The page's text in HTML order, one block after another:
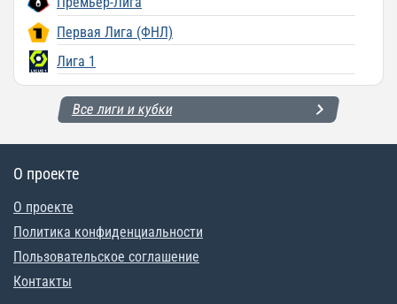
Первая Лига (ФНЛ)
Лига 1
Все лиги и кубки
О проекте
О проекте
Политика конфиденциальности
Пользовательское соглашение
Контакты